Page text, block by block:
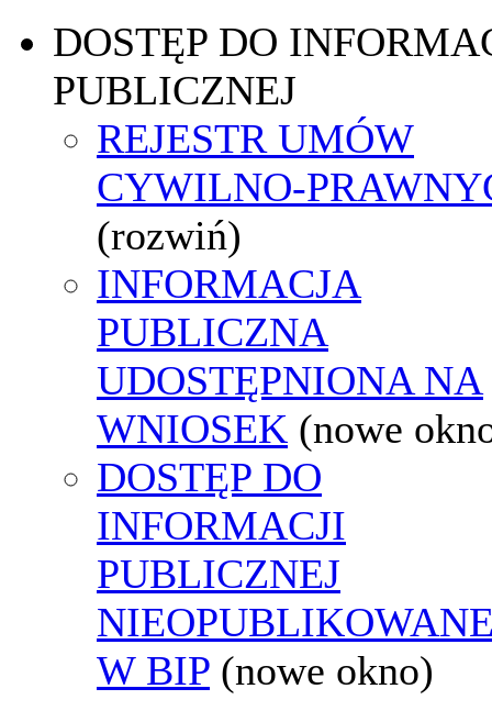
DOSTĘP DO
PUBLICZNEJ
REJESTR UMÓW
CYWILNO-
(rozwiń)
INFORMACJA
PUBLICZNA
UDOSTĘPNIONA NA
WNIOSEK (nowe
DOSTĘP DO
INFORMACJI
PUBLICZNEJ
W BIP (nowe okno)